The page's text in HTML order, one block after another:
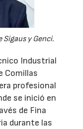
y Genci.
Industrial
Comillas
profesional
se inició en
de Fina
durante las